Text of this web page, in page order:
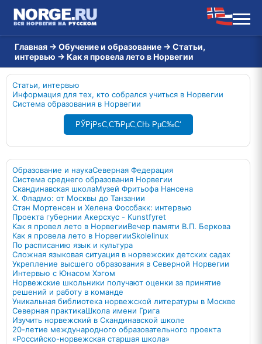
Главная → Обучение и образование → Статьи,
интервью → Как я провелa лето в Норвегии
Статьи, интервью
Информация для тех, кто собрался учиться в Норвегии
Система образования в Норвегии
РЎРјРѕС‚СЂРµС‚СЊ РµС‰С‘
Образование и наукаСеверная Федерация
Система среднего образования Норвегии
Скандинавская школаМузей Фритьофа Нансена
Х. Фладмо: от Москвы до Танзании
Стэн Мортенсен и Хелена Фоссбакк: интервью
Проекта губернии Акерсхус - Kunstfyret
Как я провел лето в НорвегииВечер памяти В.П. Беркова
Как я провелa лето в НорвегииSkolelinux
По расписанию язык и культура
Сложная языковая ситуация в норвежских детских садах
Укрепление высшего образования в Северной Норвегии
Интервью с Юнасом Хэгом
Норвежские школьники получают оценки за принятие
решений и работу в команде
Уникальная библиотека норвежской литературы в Москве
Северная практикаШкола имени Грига
Изучить норвежский в Скандинавской школе
20-летие международного образовательного проекта
«Российско-норвежская старшая школа»